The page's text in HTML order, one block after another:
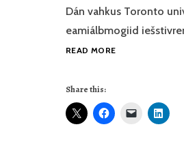
Dán vahkus Toronto
eamiálbmogiid
READ MOREEAMIÁLBMOGIID
Share this: